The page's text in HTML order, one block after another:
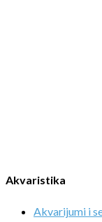
Akvaristika
Akvarijumi i